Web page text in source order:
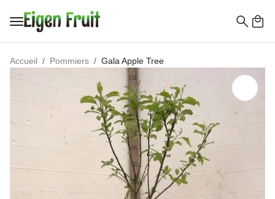
:
Accueil Pommiers Gala Apple Tree